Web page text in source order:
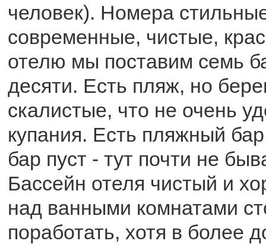
человек). Номера
современные, чистые,
отелю мы поставим семь
десяти. Есть пляж, но
скалистые, что не очень
купания. Есть пляжный
бар пуст - тут почти не
Бассейн отеля чистый и
над ванными комнатами
поработать, хотя в более